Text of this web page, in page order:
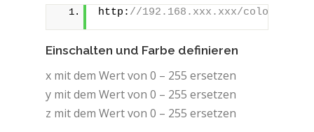
http: //192.168.xxx.xxx/color/
Einschalten und Farbe definieren
x mit dem Wert von 0 – 255 ersetzen
y mit dem Wert von 0 – 255 ersetzen
z mit dem Wert von 0 – 255 ersetzen